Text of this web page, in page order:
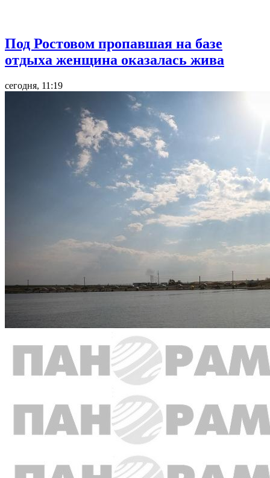
Под Ростовом пропавшая на базе
отдыха женщина оказалась жива
сегодня, 11:19